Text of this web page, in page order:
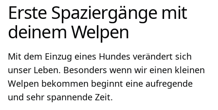
Erste Spaziergänge mit
deinem Welpen
Mit dem Einzug eines Hundes verändert sich
unser Leben. Besonders wenn wir einen kleinen
Welpen bekommen beginnt eine aufregende
und sehr spannende Zeit.